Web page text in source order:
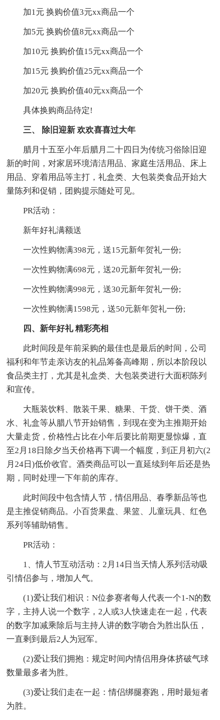
加1元 换购价值3元xx商品一个
加5元 换购价值8元xx商品一个
加10元 换购价值15元xx商品一个
加15元 换购价值25元xx商品一个
加20元 换购价值40元xx商品一个
具体换购商品待定!
三、 除旧迎新 欢欢喜喜过大年
腊月十五至小年后腊月二十四日为传统习俗除旧迎
新的时间，对家居环境清洁用品、家庭生活用品、床上
用品、穿着用品等主打，礼盒类、大包装类食品开始大
量陈列和促销，团购提示随处可见。
PR活动：
新年好礼满额送
一次性购物满398元，送15元新年贺礼一份;
一次性购物满698元，送20元新年贺礼一份;
一次性购物满998元，送30元新年贺礼一份;
一次性购物满1598元，送50元新年贺礼一份;
四、新年好礼 精彩亮相
此时间段是年前采购的最佳也是最后的时间，公司
福利和年节走亲访友的礼品筹备高峰期，所以本阶段以
食品类主打，尤其是礼盒类、大包装类进行大面积陈列
和宣传。
大瓶装饮料、散装干果、糖果、干货、饼干类、酒
水、礼盒等从腊八节开始销售，到现在变为主推期开始
大量走货，价格性占比在小年后要比前期更显惊爆，直
至2月18日除夕当天价格再下调一个幅度，到正月初六(2
月24日)低价收官。酒类商品可以一直延续到年后还是热
期，同时处理一下年前的库存。
此时间段中包含情人节，情侣用品、春季新品等也
是主推促销商品。小百货果盘、果篮、儿童玩具、红色
系列等辅助销售。
PR活动：
1、情人节互动活动：2月14日当天情人系列活动吸
引情侣参与，增加人气。
(1)爱让我们相识：N位参赛者每人代表一个1-N的数
字，主持人说一个数字，2人或3人快速走在一起，代表
的数字加减乘除后与主持人讲的数字吻合为胜出队伍，
一直剩到最后2人为冠军。
(2)爱让我们拥抱：规定时间内情侣用身体挤破气球
数量最多者为胜。
(3)爱让我们走在一起：情侣绑腿赛跑，用时最短者
为胜。